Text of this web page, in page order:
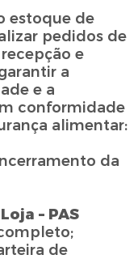
estoque de
pedidos de
e
a
e a
conformidade
alimentar:
da
– PAS
de